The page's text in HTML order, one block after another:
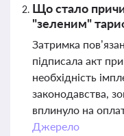
Що стало
"зеленим"
Затримка
підписала акт
необхідність
законодавства,
вплинуло на
Джерело